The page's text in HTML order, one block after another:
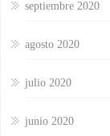
septiembre 2020
agosto 2020
julio 2020
junio 2020